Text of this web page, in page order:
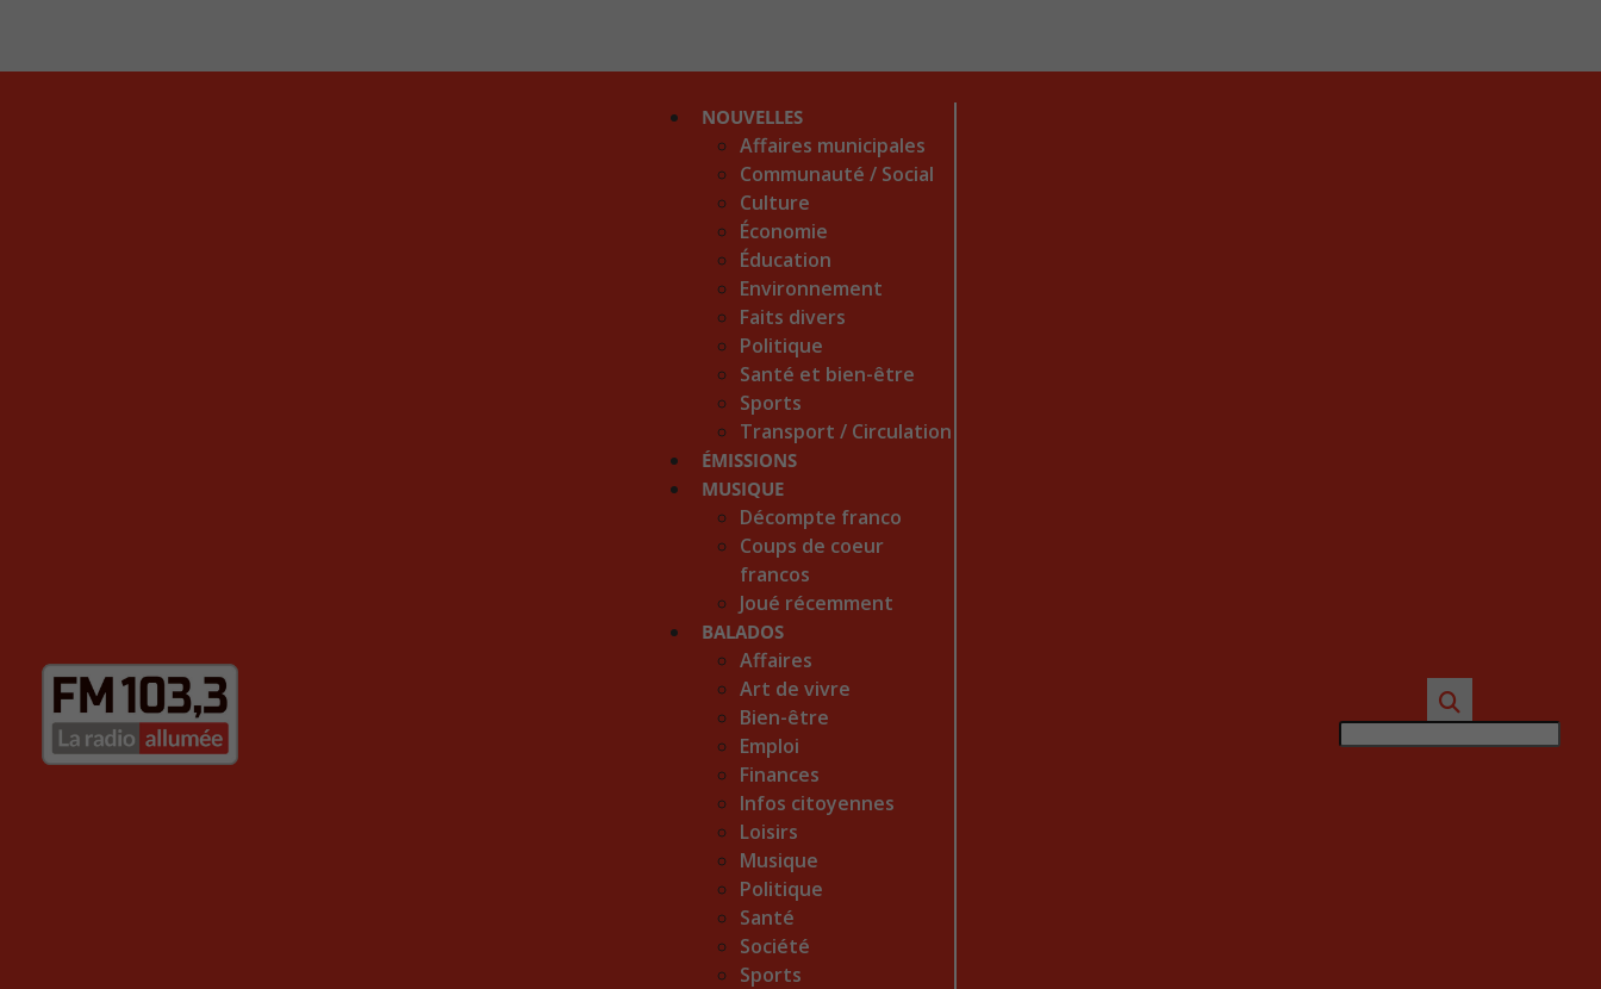
NOUVELLES
Affaires municipales
Communauté / Social
Culture
Économie
Éducation
Environnement
Faits divers
Politique
Santé et bien-être
Sports
Transport / Circulation
ÉMISSIONS
MUSIQUE
Décompte franco
Coups de coeur
francos
Joué récemment
BALADOS
Affaires
Art de vivre
Bien-être
Emploi
Finances
Infos citoyennes
Loisirs
Musique
Politique
Santé
Société
Sports